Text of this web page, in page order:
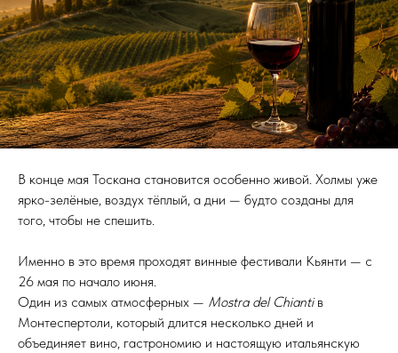
В конце мая Тоскана становится особенно живой. Холмы уже
ярко-зелёные, воздух тёплый, а дни — будто созданы для
того, чтобы не спешить.
Именно в это время проходят винные фестивали Кьянти — с
26 мая по начало июня.
Один из самых атмосферных — Mostra del Chiantiв
Монтеспертоли, который длится несколько дней и
объединяет вино, гастрономию и настоящую итальянскую